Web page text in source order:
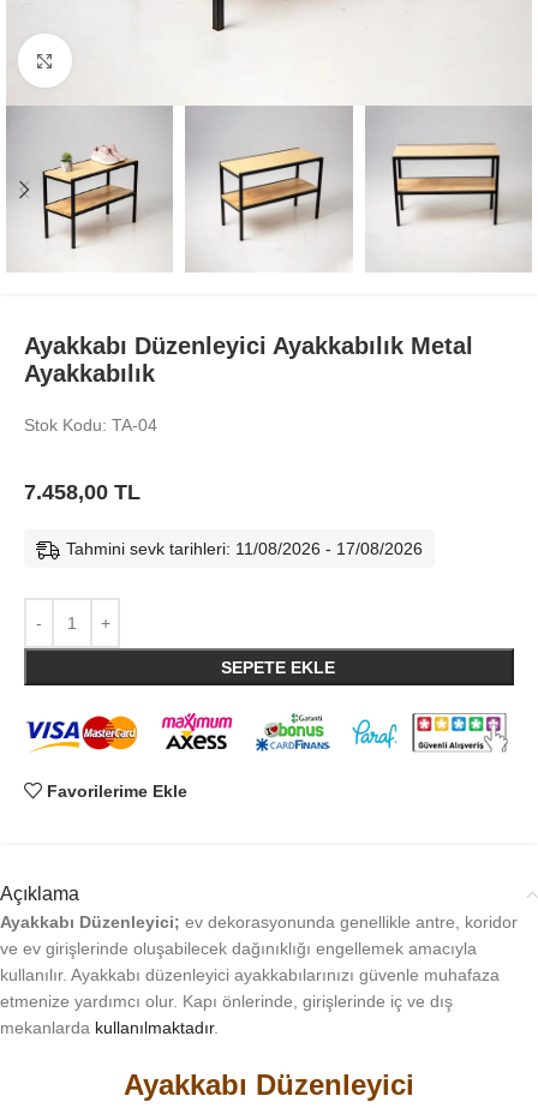
Ayakkabı Düzenleyici Ayakkabılık Metal
Ayakkabılık
Stok Kodu: TA-04
7.458,00 TL
Tahmini sevk tarihleri: 11/08/2026 - 17/08/2026
SEPETE EKLE
Favorilerime Ekle
Açıklama
Ayakkabı Düzenleyici; ev dekorasyonunda genellikle antre, koridor
ve ev girişlerinde oluşabilecek dağınıklığı engellemek amacıyla
kullanılır. Ayakkabı düzenleyici ayakkabılarınızı güvenle muhafaza
etmenize yardımcı olur. Kapı önlerinde, girişlerinde iç ve dış
mekanlarda kullanılmaktadır.
Ayakkabı Düzenleyici